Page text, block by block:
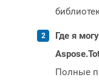
Где я
Полные